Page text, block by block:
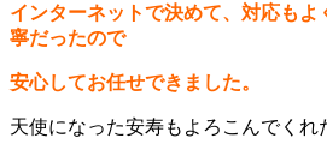
インターネットで決めて、対応も
寧だったので
安心してお任せできました。
天使になった安寿もよろこんでくれ